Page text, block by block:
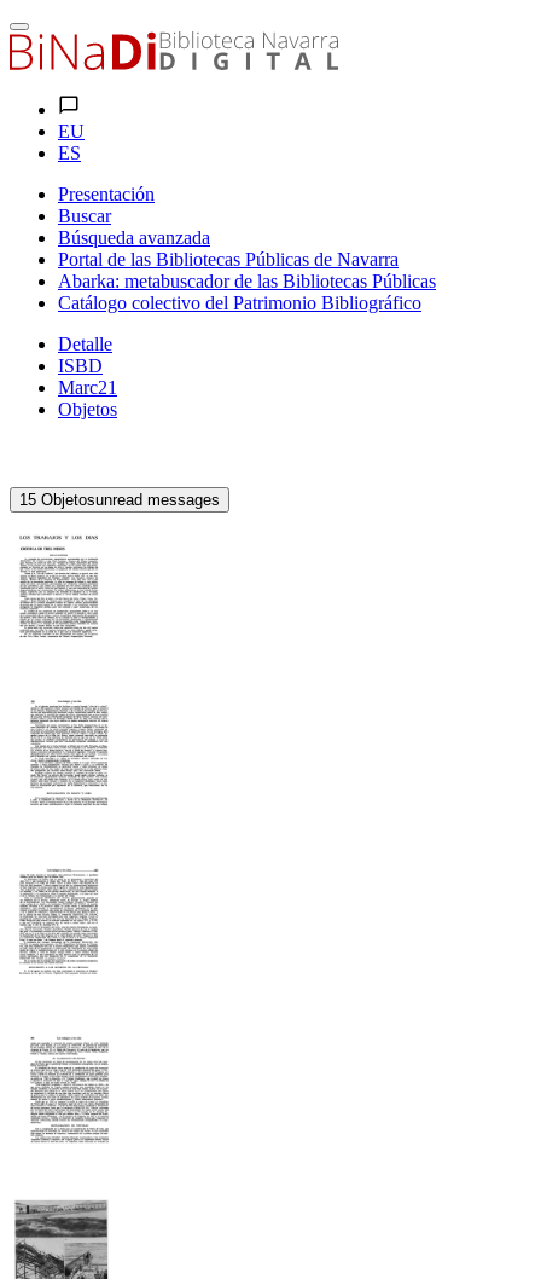
EU
ES
Presentación
Buscar
Búsqueda avanzada
Portal de las Bibliotecas Públicas de Navarra
Abarka: metabuscador de las Bibliotecas Públicas
Catálogo colectivo del Patrimonio Bibliográfico
Detalle
ISBD
Marc21
Objetos
15 Objetosunread messages